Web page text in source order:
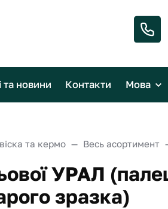
та новини Контакти Мова
та кермо Весь асортимент
УРАЛ
зразка)